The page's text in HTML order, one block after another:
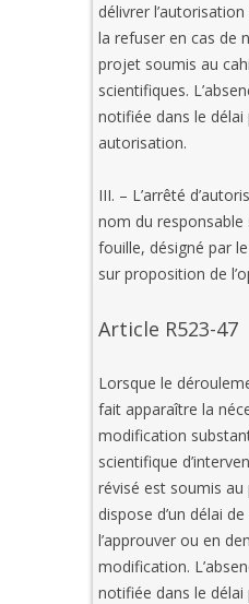
délivrer
la refuser en cas de
projet soumis au
scientifiques.
notifiée dans le délai
autorisation.
III. – L’arrêté
nom du responsable
fouille, désigné par
sur proposition de
Article R523-47
Lorsque le
fait apparaître la
modification
scientifique
révisé est soumis
dispose d’un délai
l’approuver ou en
modification.
notifiée dans le délai